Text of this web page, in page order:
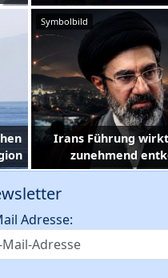
Symbolbild
Irans Führung
zunehmend
Adresse: